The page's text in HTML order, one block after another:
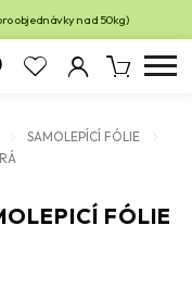
objednávky nad 50kg)
SAMOLEPÍCÍ FÓLIE
FÓLIE